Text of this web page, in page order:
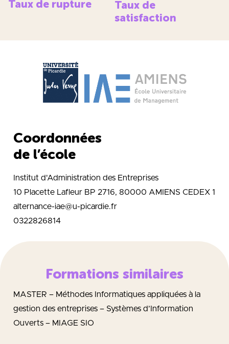
Taux de rupture
Taux de
satisfaction
Coordonnées
de l’école
Institut d'Administration des Entreprises
10 Placette Lafleur BP 2716, 80000 AMIENS CEDEX 1
alternance-iae@u-picardie.fr
0322826814
Formations similaires
MASTER – Méthodes Informatiques appliquées à la
gestion des entreprises – Systèmes d’Information
Ouverts – MIAGE SIO